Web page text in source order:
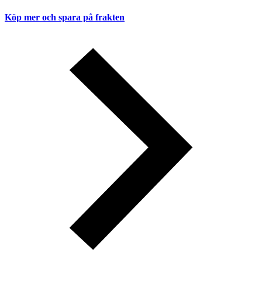
Köp mer och spara på frakten